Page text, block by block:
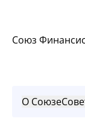
Союз
О Союзе